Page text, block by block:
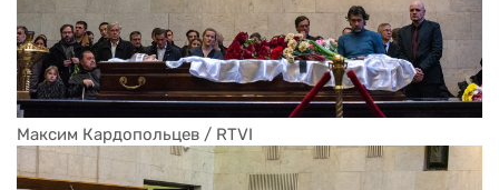
Максим Кардопольцев / RTVI